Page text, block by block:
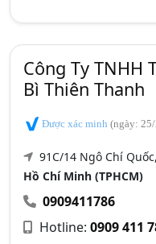
Công Ty TNHH
Bì Thiên Thanh
Được xác minh (ngày:
91C/14 Ngô Chí
Hồ Chí Minh (TPHCM)
0909411786
Hotline: 0909 411